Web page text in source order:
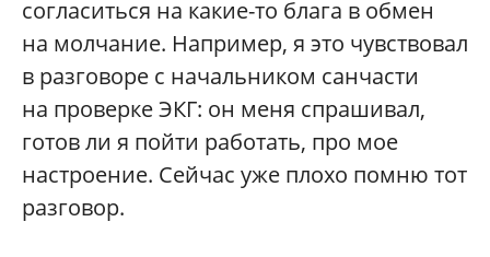
согласиться на какие-то блага в обмен
на молчание. Например, я это чувствовал
в разговоре с начальником санчасти
на проверке ЭКГ: он меня спрашивал,
готов ли я пойти работать, про мое
настроение. Сейчас уже плохо помню тот
разговор.